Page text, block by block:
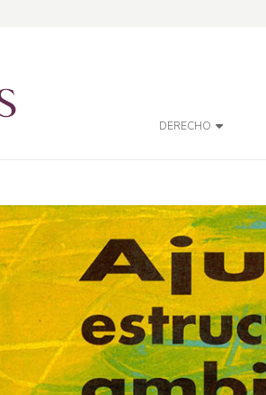
DERECHO